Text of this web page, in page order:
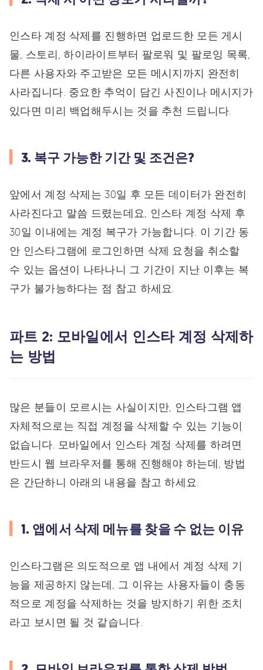
인스타 계정 삭제를 진행하면 업로드한 모든 게시
물, 스토리, 하이라이트부터 팔로워 및 팔로잉 목록,
다른 사용자와 주고받은 모든 메시지까지 완전히
사라집니다. 중요한 추억이 담긴 사진이나 메시지가
있다면 미리 백업해두시는 것을 추천 드립니다.
3. 복구 가능한 기간 및 조건은?
앞에서 계정 삭제는 30일 후 모든 데이터가 완전히
사라진다고 말씀 드렸는데요, 인스타 계정 삭제 후
30일 이내에는 계정 복구가 가능합니다. 이 기간 동
안 인스타그램에 로그인하면 삭제 요청을 취소할
수 있는 옵션이 나타나니 그 기간이 지난 이후는 복
구가 불가능하다는 점 참고 하세요.
파트 2: 모바일에서 인스타 계정 삭제하
는 방법
많은 분들이 모르시는 사실이지만, 인스타그램 앱
자체적으로는 직접 계정을 삭제할 수 있는 기능이
없습니다. 모바일에서 인스타 계정 삭제를 하려면
반드시 웹 브라우저를 통해 진행해야 하는데, 방법
은 간단하니 아래의 내용을 참고 하세요.
1. 앱에서 삭제 메뉴를 찾을 수 없는 이유
인스타그램은 의도적으로 앱 내에서 계정 삭제 기
능을 제공하지 않는데, 그 이유는 사용자들이 충동
적으로 계정을 삭제하는 것을 방지하기 위한 조치
라고 보시면 될 것 같습니다.